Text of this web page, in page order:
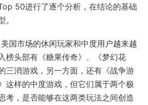
50进行了逐个分析，在结论的基础
。
国市场的休闲玩家和中度用户越来越
榜头部有《糖果传奇》、《梦幻花
三消游戏，另一方面，还有《战争游
这样的中度游戏，但它们属于两个极
考，是否能够在这两类玩法之间创造